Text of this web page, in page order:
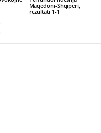
Maqedoni-Shqipëri,
rezultati 1-1